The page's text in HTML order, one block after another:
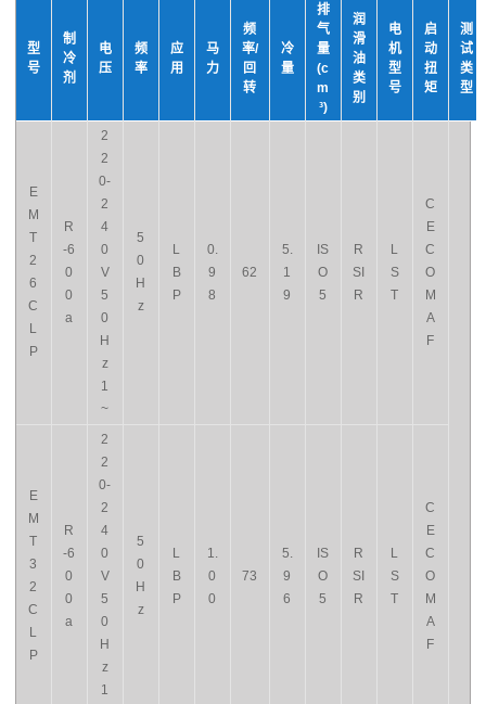
型
号
制
冷
剂
电
压
频
率
应
用
马
力
频
率/
回
转
冷
量
排
气
量
(c
m
³)
润
滑
油
类
别
电
机
型
号
启
动
扭
矩
测
试
类
型
E
M
T
2
6
C
L
P
R
-6
0
0
a
2
2
0-
2
4
0
V
5
0
H
z
1
~
5
0
H
z
L
B
P
0.
9
8
62
5.
1
9
IS
O
5
R
SI
R
L
S
T
C
E
C
O
M
A
F
E
M
T
3
2
C
L
P
R
-6
0
0
a
2
2
0-
2
4
0
V
5
0
H
z
1
5
0
H
z
L
B
P
1.
0
0
73
5.
9
6
IS
O
5
R
SI
R
L
S
T
C
E
C
O
M
A
F